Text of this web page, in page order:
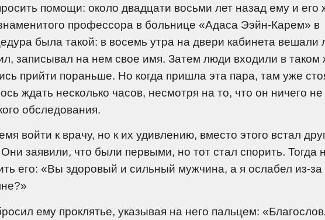
помощи: около двадцати восьми лет назад ему и его
профессора в больнице «Адаса Ээйн-Карем» в
была такой: в восемь утра на двери кабинета вешали
записывал на нем свое имя. Затем люди входили в таком
прийти пораньше. Но когда пришла эта пара, там уже
ждать несколько часов, несмотря на то, что он ничего не
обследования.
войти к врачу, но к их удивлению, вместо этого встал
заявили, что были первыми, но тот стал спорить. Тогда
его: «Вы здоровый и сильный мужчина, а я ослабел из-за
ему проклятье, указывая на него пальцем: